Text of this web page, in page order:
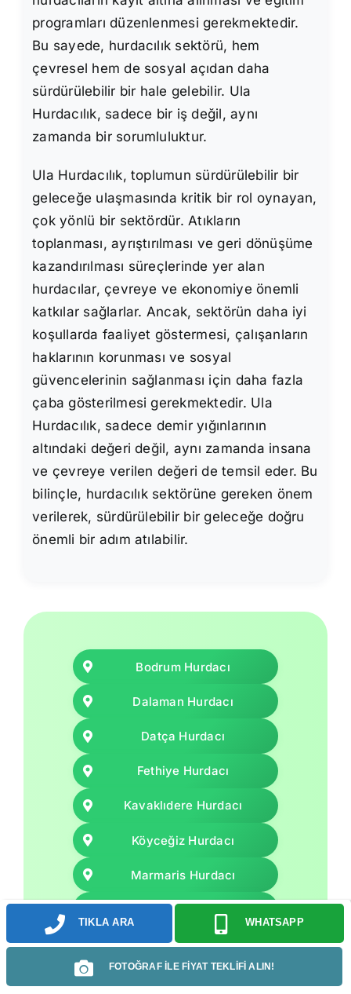
programları düzenlenmesi gerekmektedir.
Bu sayede, hurdacılık sektörü, hem
çevresel hem de sosyal açıdan daha
sürdürülebilir bir hale gelebilir. Ula
Hurdacılık, sadece bir iş değil, aynı
zamanda bir sorumluluktur.
Ula Hurdacılık, toplumun sürdürülebilir bir
geleceğe ulaşmasında kritik bir rol oynayan,
çok yönlü bir sektördür. Atıkların
toplanması, ayrıştırılması ve geri dönüşüme
kazandırılması süreçlerinde yer alan
hurdacılar, çevreye ve ekonomiye önemli
katkılar sağlarlar. Ancak, sektörün daha iyi
koşullarda faaliyet göstermesi, çalışanların
haklarının korunması ve sosyal
güvencelerinin sağlanması için daha fazla
çaba gösterilmesi gerekmektedir. Ula
Hurdacılık, sadece demir yığınlarının
altındaki değeri değil, aynı zamanda insana
ve çevreye verilen değeri de temsil eder. Bu
bilinçle, hurdacılık sektörüne gereken önem
verilerek, sürdürülebilir bir geleceğe doğru
önemli bir adım atılabilir.
Bodrum Hurdacı
Dalaman Hurdacı
Datça Hurdacı
Fethiye Hurdacı
Kavaklıdere Hurdacı
Köyceğiz Hurdacı
Marmaris Hurdacı
Menteşe Hurdacı
Milas Hurdacı
TIKLA ARA WHATSAPP
FOTOĞRAF İLE FİYAT TEKLİFİ ALIN!